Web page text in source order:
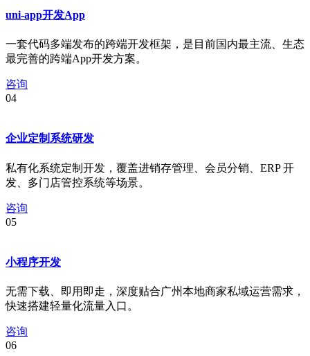
uni-app开发App
一套代码多端发布的跨端开发框架，是目前国内最主流、生态
最完善的跨端App开发方案。
咨询
04
企业定制系统研发
私有化系统定制开发，覆盖进销存管理、会员分销、ERP 开
发、多门店管控系统等场景。
咨询
05
小程序开发
无需下载、即用即走，深度贴合广州本地商家私域运营需求，
快速搭建轻量化流量入口。
咨询
06